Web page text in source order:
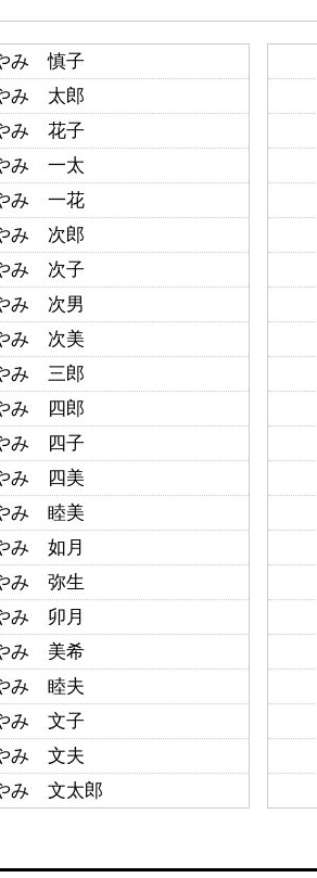
み 慎子
み 太郎
み 花子
み 一太
み 一花
み 次郎
み 次子
み 次男
み 次美
み 三郎
み 四郎
み 四子
み 四美
み 睦美
み 如月
み 弥生
み 卯月
み 美希
み 睦夫
み 文子
み 文夫
み 文太郎